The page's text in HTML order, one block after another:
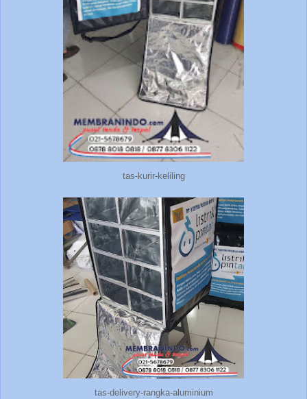
tas-kurir-keliling
tas-delivery-rangka-aluminium